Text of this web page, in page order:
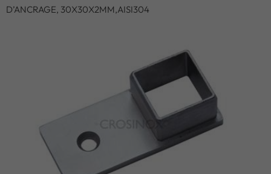
D’ANCRAGE, 30X30X2MM,AISI304